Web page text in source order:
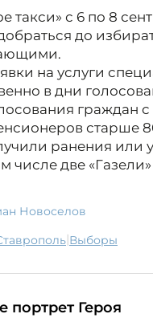
такси» с 6 по 8
до
на услуги
в дни
граждан
старше
ранения или
числе две
Новоселов
Ставрополь| выборы
портрет Героя